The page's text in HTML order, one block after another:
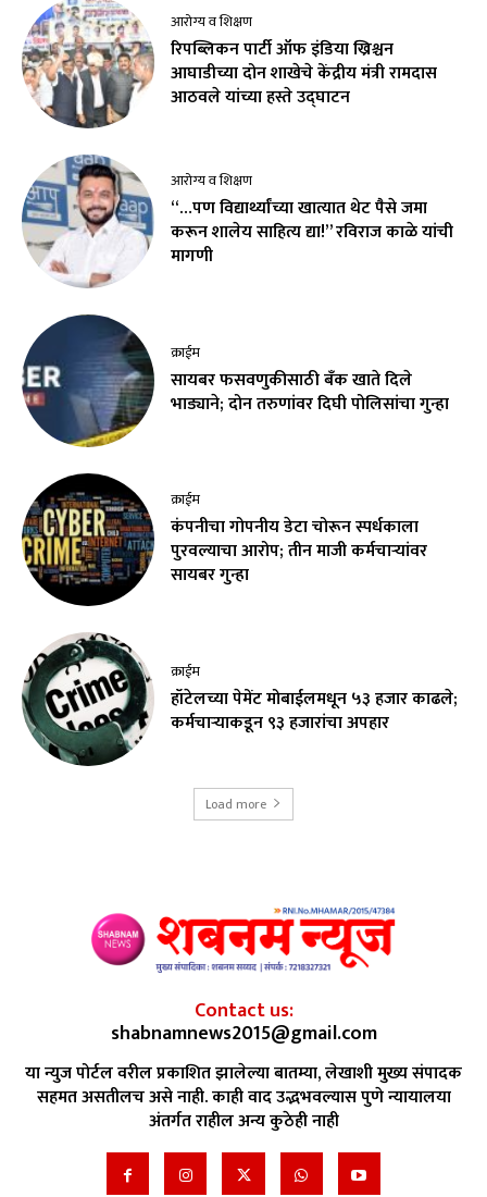
आरोग्य व शिक्षण
रिपब्लिकन पार्टी ऑफ इंडिया ख्रिश्चन
आघाडीच्या दोन शाखेचे केंद्रीय मंत्री रामदास
आठवले यांच्या हस्ते उद्घाटन
आरोग्य व शिक्षण
“…पण विद्यार्थ्यांच्या खात्यात थेट पैसे जमा
करून शालेय साहित्य द्या!” रविराज काळे यांची
मागणी
क्राईम
सायबर फसवणुकीसाठी बँक खाते दिले
भाड्याने; दोन तरुणांवर दिघी पोलिसांचा गुन्हा
क्राईम
कंपनीचा गोपनीय डेटा चोरून स्पर्धकाला
पुरवल्याचा आरोप; तीन माजी कर्मचाऱ्यांवर
सायबर गुन्हा
क्राईम
हॉटेलच्या पेमेंट मोबाईलमधून ५३ हजार काढले;
कर्मचाऱ्याकडून ९३ हजारांचा अपहार
Load more
Contact us:
shabnamnews2015@gmail.com
या न्युज पोर्टल वरील प्रकाशित झालेल्या बातम्या, लेखाशी मुख्य संपादक
सहमत असतीलच असे नाही. काही वाद उद्भभवल्यास पुणे न्यायालया
अंतर्गत राहील अन्य कुठेही नाही